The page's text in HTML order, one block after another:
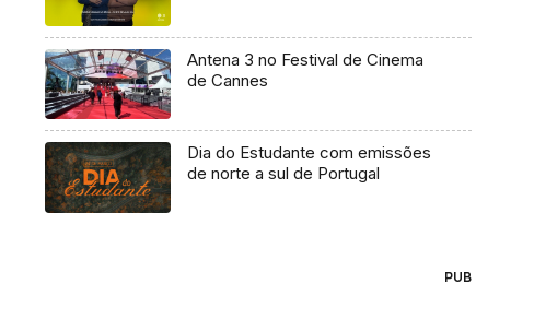
Antena 3 no Festival de Cinema
de Cannes
Dia do Estudante com emissões
de norte a sul de Portugal
PUB